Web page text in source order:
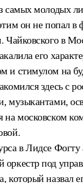
самых молодых
он не попал в
Чайковского в
его
и стимулом на
здесь с
музыкантами,
на московском
в Лидсе Фогту
под
который назвал